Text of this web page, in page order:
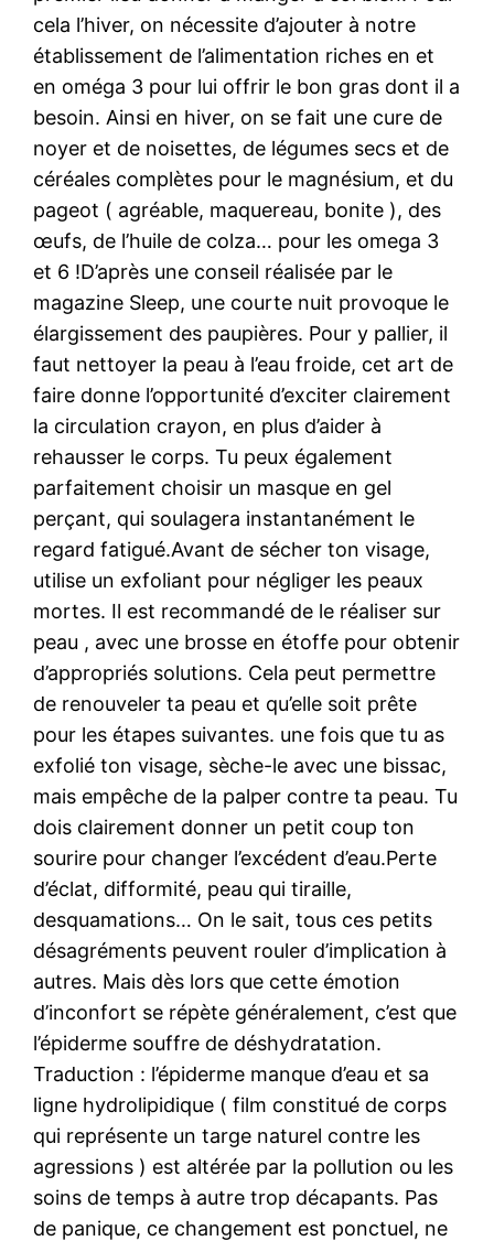
cela l’hiver, on nécessite d’ajouter à notre
établissement de l’alimentation riches en et
en oméga 3 pour lui offrir le bon gras dont il a
besoin. Ainsi en hiver, on se fait une cure de
noyer et de noisettes, de légumes secs et de
céréales complètes pour le magnésium, et du
pageot ( agréable, maquereau, bonite ), des
œufs, de l’huile de colza… pour les omega 3
et 6 !D’après une conseil réalisée par le
magazine Sleep, une courte nuit provoque le
élargissement des paupières. Pour y pallier, il
faut nettoyer la peau à l’eau froide, cet art de
faire donne l’opportunité d’exciter clairement
la circulation crayon, en plus d’aider à
rehausser le corps. Tu peux également
parfaitement choisir un masque en gel
perçant, qui soulagera instantanément le
regard fatigué.Avant de sécher ton visage,
utilise un exfoliant pour négliger les peaux
mortes. Il est recommandé de le réaliser sur
peau , avec une brosse en étoffe pour obtenir
d’appropriés solutions. Cela peut permettre
de renouveler ta peau et qu’elle soit prête
pour les étapes suivantes. une fois que tu as
exfolié ton visage, sèche-le avec une bissac,
mais empêche de la palper contre ta peau. Tu
dois clairement donner un petit coup ton
sourire pour changer l’excédent d’eau.Perte
d’éclat, difformité, peau qui tiraille,
desquamations… On le sait, tous ces petits
désagréments peuvent rouler d’implication à
autres. Mais dès lors que cette émotion
d’inconfort se répète généralement, c’est que
l’épiderme souffre de déshydratation.
Traduction : l’épiderme manque d’eau et sa
ligne hydrolipidique ( film constitué de corps
qui représente un targe naturel contre les
agressions ) est altérée par la pollution ou les
soins de temps à autre trop décapants. Pas
de panique, ce changement est ponctuel, ne